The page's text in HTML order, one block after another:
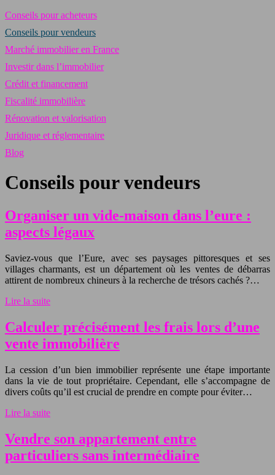
Conseils pour acheteurs
Conseils pour vendeurs
Marché immobilier en France
Investir dans l’immobilier
Crédit et financement
Fiscalité immobilière
Rénovation et valorisation
Juridique et réglementaire
Blog
Conseils pour vendeurs
Organiser un vide-maison dans l’eure :
aspects légaux
Saviez-vous que l’Eure, avec ses paysages pittoresques et ses
villages charmants, est un département où les ventes de débarras
attirent de nombreux chineurs à la recherche de trésors cachés ?…
Lire la suite
Calculer précisément les frais lors d’une
vente immobilière
La cession d’un bien immobilier représente une étape importante
dans la vie de tout propriétaire. Cependant, elle s’accompagne de
divers coûts qu’il est crucial de prendre en compte pour éviter…
Lire la suite
Vendre son appartement entre
particuliers sans intermédiaire